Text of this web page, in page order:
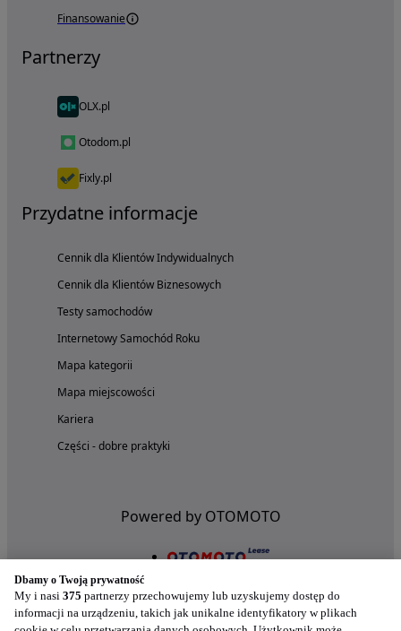
Finansowanie
Partnerzy
OLX.pl
Otodom.pl
Fixly.pl
Przydatne informacje
Cennik dla Klientów Indywidualnych
Cennik dla Klientów Biznesowych
Testy samochodów
Internetowy Samochód Roku
Mapa kategorii
Mapa miejscowości
Kariera
Części - dobre praktyki
Powered by OTOMOTO
Dbamy o Twoją prywatność
My i nasi 375 partnerzy przechowujemy lub uzyskujemy dostęp do
informacji na urządzeniu, takich jak unikalne identyfikatory w plikach